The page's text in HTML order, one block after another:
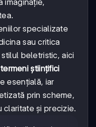
imaginație,
specializate
sau critica
beletristic, aici
termeni științifici
esențială, iar
prin scheme,
claritate și precizie.